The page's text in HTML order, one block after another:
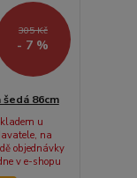
305 Kč
- 7 %
86cm
u
na
objednávky
v e-shopu